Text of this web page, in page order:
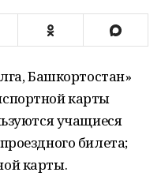
Башкортостан»
карты
учащиеся
билета;
карты.